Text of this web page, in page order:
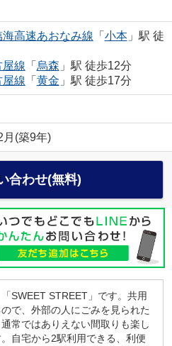
高速あおなみ線 「 小本」駅 徒
屋線 「 烏森 」駅 徒歩12分
屋線 「 黄金 」駅 徒歩17分
月(築9年)
合わせ(無料)
SWEET STREET」です。共用
で、外部の人にごみを見られた
常ではありえない間取りも楽し
自宅から2駅利用できる、利便